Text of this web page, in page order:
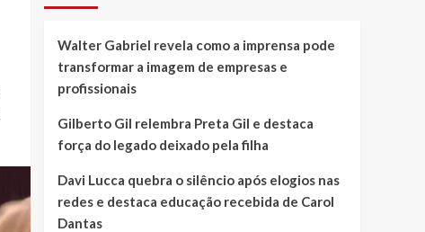
Walter Gabriel revela como a imprensa pode
transformar a imagem de empresas e
profissionais
Gilberto Gil relembra Preta Gil e destaca
força do legado deixado pela filha
Davi Lucca quebra o silêncio após elogios nas
redes e destaca educação recebida de Carol
Dantas